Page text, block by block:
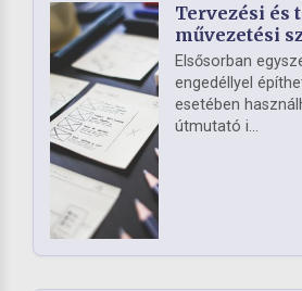
Tervezési és
művezetési
Elsősorban
engedéllyel
esetében
útmutató i...